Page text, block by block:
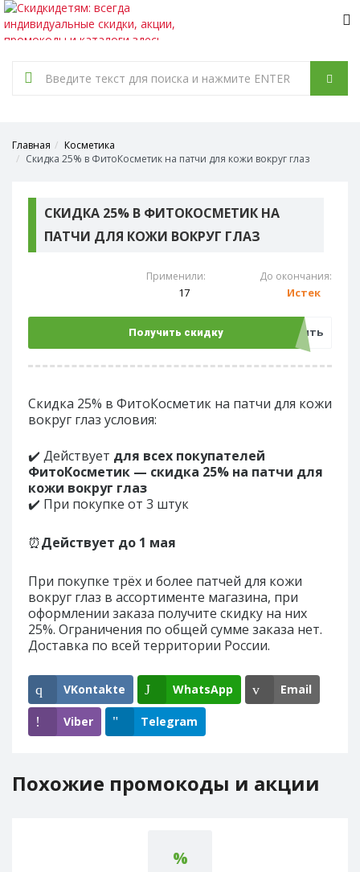
Главная
Косметика
Скидка 25% в ФитоКосметик на патчи для кожи вокруг глаз
СКИДКА 25% В ФИТОКОСМЕТИК НА
ПАТЧИ ДЛЯ КОЖИ ВОКРУГ ГЛАЗ
Применили:
17
До окончания:
Истек
Получить скидку Открыть
Скидка 25% в ФитоКосметик на патчи для кожи
вокруг глаз условия:
✔️ Действует для всех покупателей
ФитоКосметик — скидка 25% на патчи для
кожи вокруг глаз
✔️ При покупке от 3 штук
⏰Действует до 1 мая
При покупке трёх и более патчей для кожи
вокруг глаз в ассортименте магазина, при
оформлении заказа получите скидку на них
25%. Ограничения по общей сумме заказа нет.
Доставка по всей территории России.
VKontakte WhatsApp Email
Viber Telegram
Похожие промокоды и акции
%